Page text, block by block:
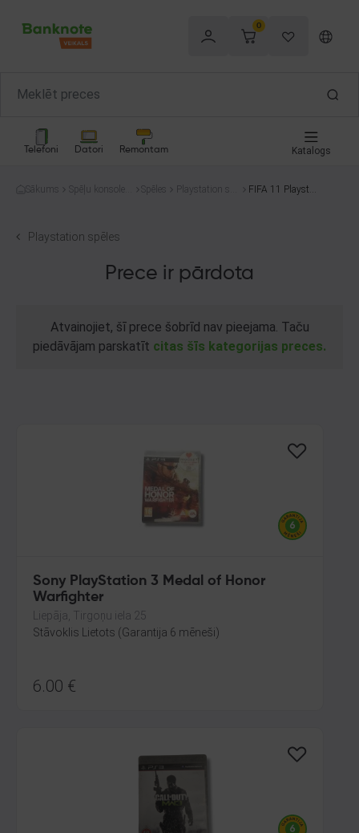
0
Telefoni Datori Remontam Katalogs
Sākums
Spēļu konsoles
Spēles
Playstation spē
FIFA 11 Playstati
Playstation spēles
Prece ir pārdota
Atvainojiet, šī prece šobrīd nav pieejama. Taču
piedāvājam parskatīt citas šīs kategorijas preces.
Sony PlayStation 3 Medal of Honor
Warfighter
Liepāja, Tirgoņu iela 25
Stāvoklis Lietots (Garantija 6 mēneši)
6.00 €